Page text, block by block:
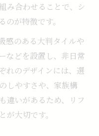
み合わせることで、シ
が特徴です。
感のある大判タイルや
などを設置し、非日常
れのデザインには、選
しやすさや、家族構
違いがあるため、リフ
が大切です。